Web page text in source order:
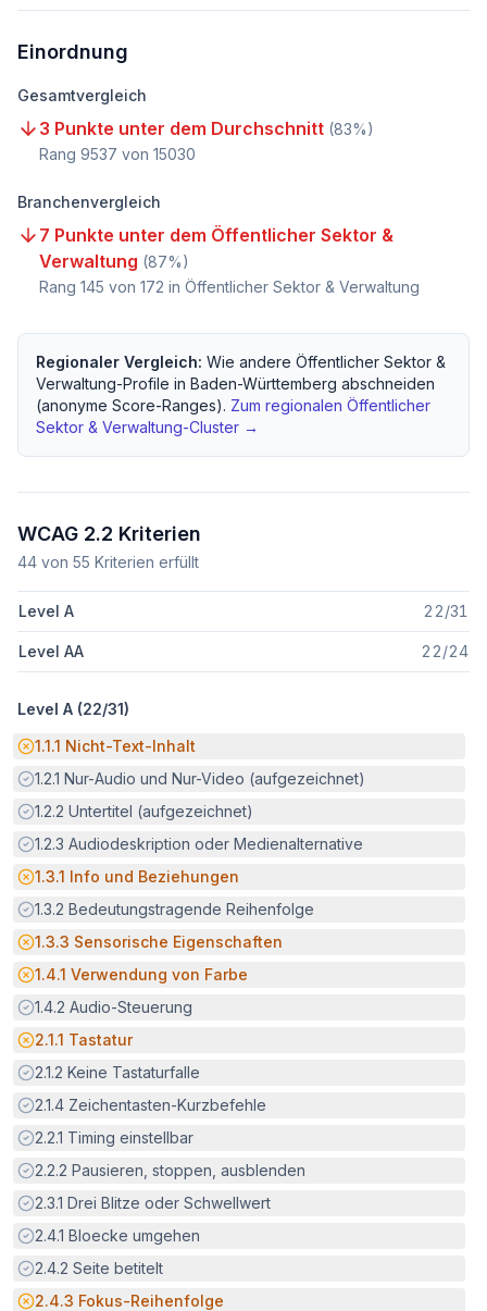
Einordnung
Gesamtvergleich
3 Punkte unter dem Durchschnitt (83%)
Rang 9537 von 15030
Branchenvergleich
7 Punkte unter dem Öffentlicher Sektor &
Verwaltung (87%)
Rang 145 von 172 in Öffentlicher Sektor & Verwaltung
Regionaler Vergleich: Wie andere Öffentlicher Sektor &
Verwaltung-Profile in Baden-Württemberg abschneiden
(anonyme Score-Ranges). Zum regionalen Öffentlicher
Sektor & Verwaltung-Cluster →
WCAG 2.2 Kriterien
44 von 55 Kriterien erfüllt
Level A 22/31
Level AA 22/24
Level A (22/31)
Potenzielle Barriere:
1.1.1 Nicht-Text-Inhalt
Erfüllt:
1.2.1 Nur-Audio und Nur-Video (aufgezeichnet)
Erfüllt:
1.2.2 Untertitel (aufgezeichnet)
Erfüllt:
1.2.3 Audiodeskription oder Medienalternative
Potenzielle Barriere:
1.3.1 Info und Beziehungen
Erfüllt:
1.3.2 Bedeutungstragende Reihenfolge
Potenzielle Barriere:
1.3.3 Sensorische Eigenschaften
Potenzielle Barriere:
1.4.1 Verwendung von Farbe
Erfüllt:
1.4.2 Audio-Steuerung
Potenzielle Barriere:
2.1.1 Tastatur
Erfüllt:
2.1.2 Keine Tastaturfalle
Erfüllt:
2.1.4 Zeichentasten-Kurzbefehle
Erfüllt:
2.2.1 Timing einstellbar
Erfüllt:
2.2.2 Pausieren, stoppen, ausblenden
Erfüllt:
2.3.1 Drei Blitze oder Schwellwert
Erfüllt:
2.4.1 Bloecke umgehen
Erfüllt:
2.4.2 Seite betitelt
Potenzielle Barriere:
2.4.3 Fokus-Reihenfolge